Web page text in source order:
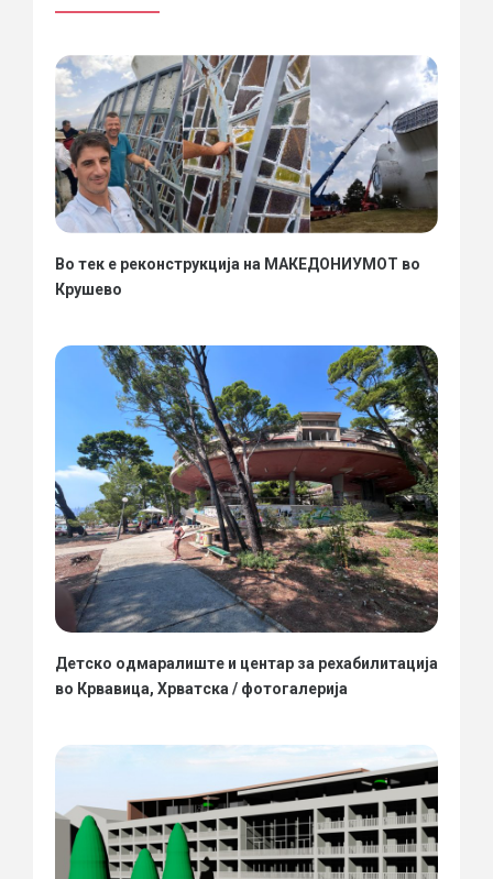
Во тек е реконструкција на МАКЕДОНИУМОТ во
Крушево
Детско одмаралиште и центар за рехабилитација
во Крвавица, Хрватска / фотогалерија